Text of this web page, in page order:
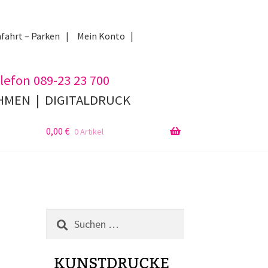
– Parken Mein Konto
089-23 23 700
| DIGITALDRUCK
0,00 € 0 Artikel
Suchen
nach: